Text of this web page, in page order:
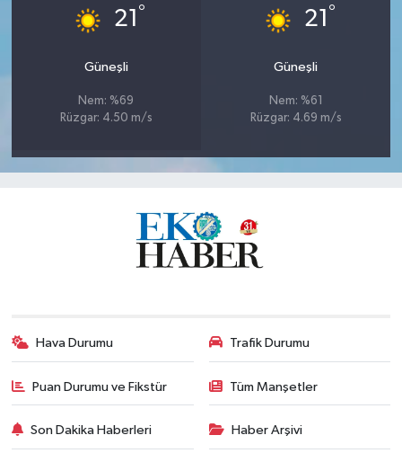
21 °
Güneşli
Nem: %69
Rüzgar: 4.50 m/s
21 °
Güneşli
Nem: %61
Rüzgar: 4.69 m/s
Hava Durumu Trafik Durumu
Puan Durumu ve Fikstür Tüm Manşetler
Son Dakika Haberleri Haber Arşivi